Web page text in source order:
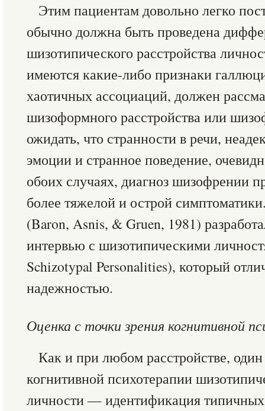
Этим пациентам довольно легко
обычно должна быть проведена
шизотипического расстройства
имеются какие-либо признаки
хаотичных ассоциаций, должен
шизоформного расстройства или
ожидать, что странности в речи,
эмоции и странное поведение,
обоих случаях, диагноз шизофрении
более тяжелой и острой
(Baron, Asnis, & Gruen, 1981)
интервью с шизотипическими
Schizotypal Personalities), который
надежностью.
Оценка с точки зрения когнитивной
Как и при любом расстройстве,
когнитивной психотерапии
личности — идентификация